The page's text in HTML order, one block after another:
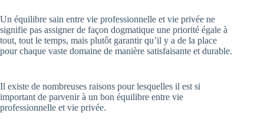
Un équilibre sain entre vie professionnelle et vie privée ne
signifie pas assigner de façon dogmatique une priorité égale à
tout, tout le temps, mais plutôt garantir qu’il y a de la place
pour chaque vaste domaine de manière satisfaisante et durable.
Il existe de nombreuses raisons pour lesquelles il est si
important de parvenir à un bon équilibre entre vie
professionnelle et vie privée.